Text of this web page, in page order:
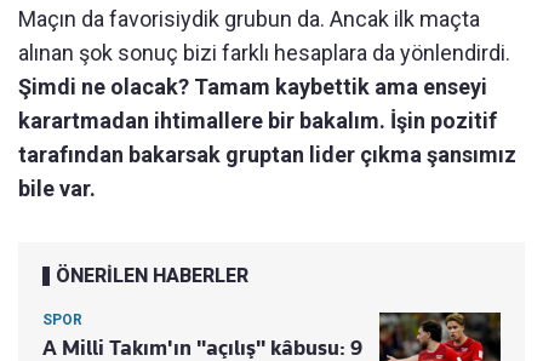
Maçın da favorisiydik grubun da. Ancak ilk maçta
alınan şok sonuç bizi farklı hesaplara da yönlendirdi.
Şimdi ne olacak? Tamam kaybettik ama enseyi
karartmadan ihtimallere bir bakalım. İşin pozitif
tarafından bakarsak gruptan lider çıkma şansımız
bile var.
ÖNERİLEN HABERLER
SPOR
A Milli Takım'ın "açılış" kâbusu: 9